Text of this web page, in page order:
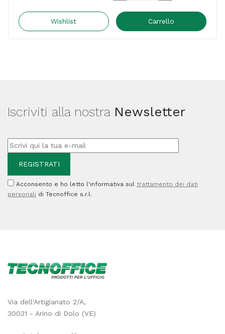
Color
assortiti
Giotto
-
24
Wishlist Carrello
Iscriviti alla nostra Newsletter
Acconsento e ho letto l'informativa sul trattamento dei dati
personali di Tecnoffice s.r.l.
Via dell'Artigianato 2/A,
30031 - Arino di Dolo (VE)